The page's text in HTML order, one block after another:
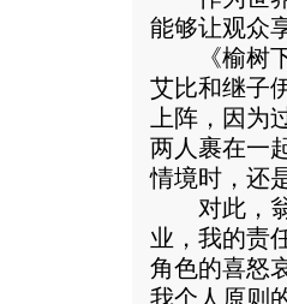
能够让观众
《榆树下
艾比和继子
上阵，因
两人裹在一
情境时，还
对此，翁
业，我的责
角色的喜怒
我个人原则